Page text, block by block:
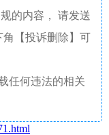
的内容， 请发送
角【投诉删除】可
任何违法的相关